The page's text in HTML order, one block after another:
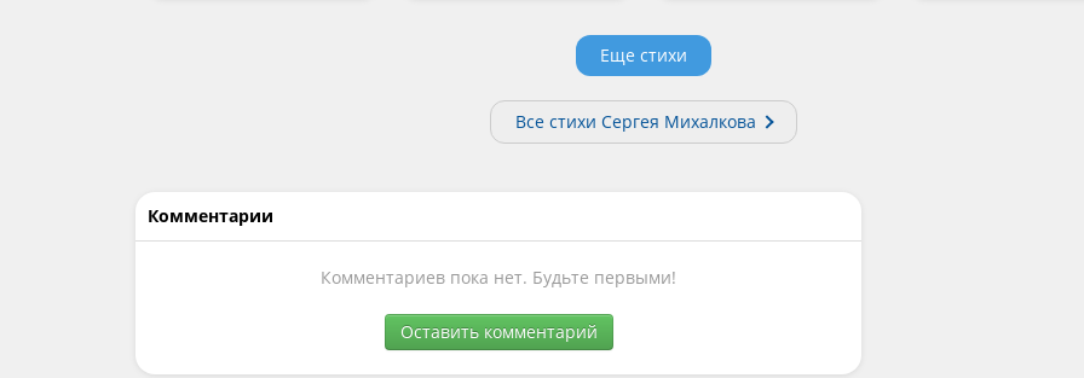
Еще стихи
Все стихи Сергея Михалкова
Комментарии
Комментариев пока нет. Будьте первыми!
Оставить комментарий